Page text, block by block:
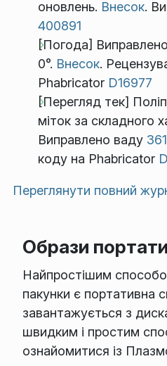
оновлень. Внесок.
400891
[Погода]
0°. Внесок.
Phabricator D16977
[Перегляд тек]
міток за складного
Виправлено ваду
коду на Phabricator
Переглянути повний
Образи
Найпростішим
пакунки є портативна
завантажується з
швидким і простим
ознайомитися із